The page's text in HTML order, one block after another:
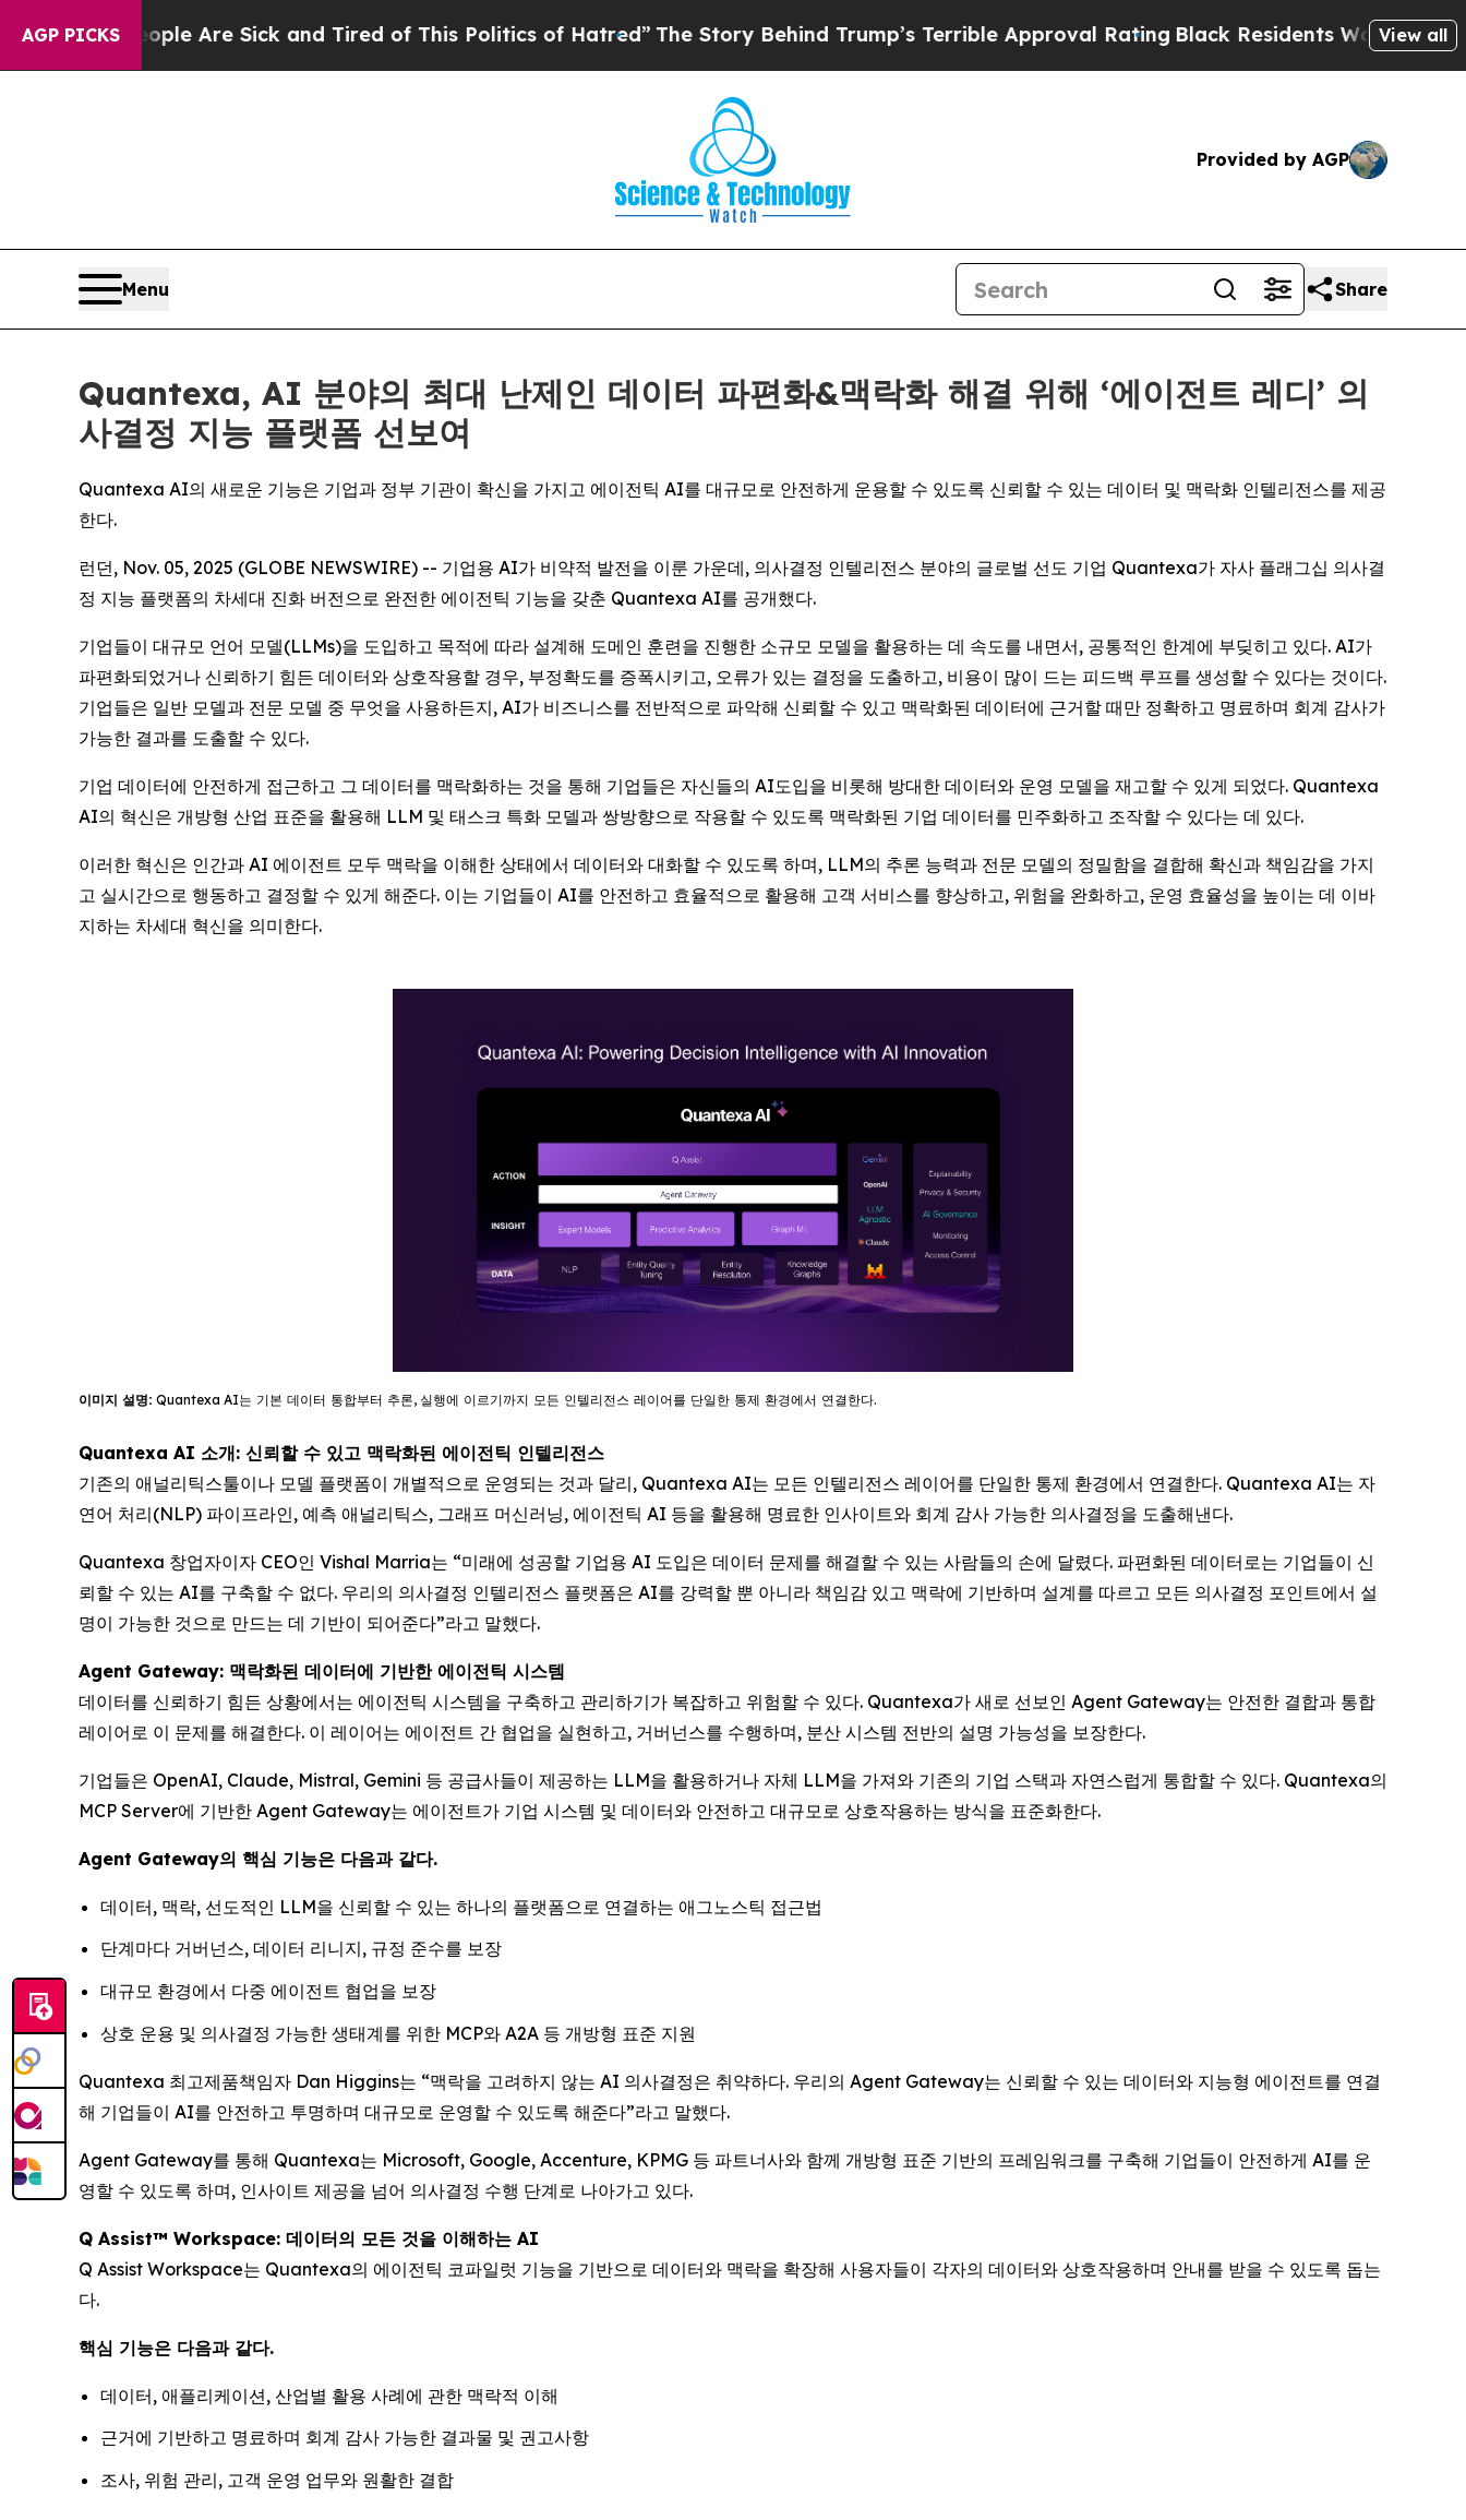
AGP PICKSAre Sick and Tired of This Politics of Hatred”The Story Behind Trump’s Terrible Approval RatingBlack Residents Warned of AbusiveView all
Provided by AGP
Menu Share
Quantexa, AI 분야의 최대 난제인 데이터 파편화&맥락화 해결 위해 ‘에이전트 레디’ 의
사결정 지능 플랫폼 선보여
Quantexa AI의 새로운 기능은 기업과 정부 기관이 확신을 가지고 에이전틱 AI를 대규모로 안전하게 운용할 수 있도록 신뢰할 수 있는 데이터 및 맥락화 인텔리전스를 제공
한다.
런던, Nov. 05, 2025 (GLOBE NEWSWIRE) -- 기업용 AI가 비약적 발전을 이룬 가운데, 의사결정 인텔리전스 분야의 글로벌 선도 기업 Quantexa가 자사 플래그십 의사결
정 지능 플랫폼의 차세대 진화 버전으로 완전한 에이전틱 기능을 갖춘 Quantexa AI를 공개했다.
기업들이 대규모 언어 모델(LLMs)을 도입하고 목적에 따라 설계해 도메인 훈련을 진행한 소규모 모델을 활용하는 데 속도를 내면서, 공통적인 한계에 부딪히고 있다. AI가
파편화되었거나 신뢰하기 힘든 데이터와 상호작용할 경우, 부정확도를 증폭시키고, 오류가 있는 결정을 도출하고, 비용이 많이 드는 피드백 루프를 생성할 수 있다는 것이다.
기업들은 일반 모델과 전문 모델 중 무엇을 사용하든지, AI가 비즈니스를 전반적으로 파악해 신뢰할 수 있고 맥락화된 데이터에 근거할 때만 정확하고 명료하며 회계 감사가
가능한 결과를 도출할 수 있다.
기업 데이터에 안전하게 접근하고 그 데이터를 맥락화하는 것을 통해 기업들은 자신들의 AI도입을 비롯해 방대한 데이터와 운영 모델을 재고할 수 있게 되었다. Quantexa
AI의 혁신은 개방형 산업 표준을 활용해 LLM 및 태스크 특화 모델과 쌍방향으로 작용할 수 있도록 맥락화된 기업 데이터를 민주화하고 조작할 수 있다는 데 있다.
이러한 혁신은 인간과 AI 에이전트 모두 맥락을 이해한 상태에서 데이터와 대화할 수 있도록 하며, LLM의 추론 능력과 전문 모델의 정밀함을 결합해 확신과 책임감을 가지
고 실시간으로 행동하고 결정할 수 있게 해준다. 이는 기업들이 AI를 안전하고 효율적으로 활용해 고객 서비스를 향상하고, 위험을 완화하고, 운영 효율성을 높이는 데 이바
지하는 차세대 혁신을 의미한다.
이미지 설명: Quantexa AI는 기본 데이터 통합부터 추론, 실행에 이르기까지 모든 인텔리전스 레이어를 단일한 통제 환경에서 연결한다.
Quantexa AI 소개: 신뢰할 수 있고 맥락화된 에이전틱 인텔리전스
기존의 애널리틱스툴이나 모델 플랫폼이 개별적으로 운영되는 것과 달리, Quantexa AI는 모든 인텔리전스 레이어를 단일한 통제 환경에서 연결한다. Quantexa AI는 자
연어 처리(NLP) 파이프라인, 예측 애널리틱스, 그래프 머신러닝, 에이전틱 AI 등을 활용해 명료한 인사이트와 회계 감사 가능한 의사결정을 도출해낸다.
Quantexa 창업자이자 CEO인 Vishal Marria는 “미래에 성공할 기업용 AI 도입은 데이터 문제를 해결할 수 있는 사람들의 손에 달렸다. 파편화된 데이터로는 기업들이 신
뢰할 수 있는 AI를 구축할 수 없다. 우리의 의사결정 인텔리전스 플랫폼은 AI를 강력할 뿐 아니라 책임감 있고 맥락에 기반하며 설계를 따르고 모든 의사결정 포인트에서 설
명이 가능한 것으로 만드는 데 기반이 되어준다”라고 말했다.
Agent Gateway: 맥락화된 데이터에 기반한 에이전틱 시스템
데이터를 신뢰하기 힘든 상황에서는 에이전틱 시스템을 구축하고 관리하기가 복잡하고 위험할 수 있다. Quantexa가 새로 선보인 Agent Gateway는 안전한 결합과 통합
레이어로 이 문제를 해결한다. 이 레이어는 에이전트 간 협업을 실현하고, 거버넌스를 수행하며, 분산 시스템 전반의 설명 가능성을 보장한다.
기업들은 OpenAI, Claude, Mistral, Gemini 등 공급사들이 제공하는 LLM을 활용하거나 자체 LLM을 가져와 기존의 기업 스택과 자연스럽게 통합할 수 있다. Quantexa의
MCP Server에 기반한 Agent Gateway는 에이전트가 기업 시스템 및 데이터와 안전하고 대규모로 상호작용하는 방식을 표준화한다.
Agent Gateway의 핵심 기능은 다음과 같다.
데이터, 맥락, 선도적인 LLM을 신뢰할 수 있는 하나의 플랫폼으로 연결하는 애그노스틱 접근법
단계마다 거버넌스, 데이터 리니지, 규정 준수를 보장
대규모 환경에서 다중 에이전트 협업을 보장
상호 운용 및 의사결정 가능한 생태계를 위한 MCP와 A2A 등 개방형 표준 지원
Quantexa 최고제품책임자 Dan Higgins는 “맥락을 고려하지 않는 AI 의사결정은 취약하다. 우리의 Agent Gateway는 신뢰할 수 있는 데이터와 지능형 에이전트를 연결
해 기업들이 AI를 안전하고 투명하며 대규모로 운영할 수 있도록 해준다”라고 말했다.
Agent Gateway를 통해 Quantexa는 Microsoft, Google, Accenture, KPMG 등 파트너사와 함께 개방형 표준 기반의 프레임워크를 구축해 기업들이 안전하게 AI를 운
영할 수 있도록 하며, 인사이트 제공을 넘어 의사결정 수행 단계로 나아가고 있다.
Q Assist™ Workspace: 데이터의 모든 것을 이해하는 AI
Q Assist Workspace는 Quantexa의 에이전틱 코파일럿 기능을 기반으로 데이터와 맥락을 확장해 사용자들이 각자의 데이터와 상호작용하며 안내를 받을 수 있도록 돕는
다.
핵심 기능은 다음과 같다.
데이터, 애플리케이션, 산업별 활용 사례에 관한 맥락적 이해
근거에 기반하고 명료하며 회계 감사 가능한 결과물 및 권고사항
조사, 위험 관리, 고객 운영 업무와 원활한 결합